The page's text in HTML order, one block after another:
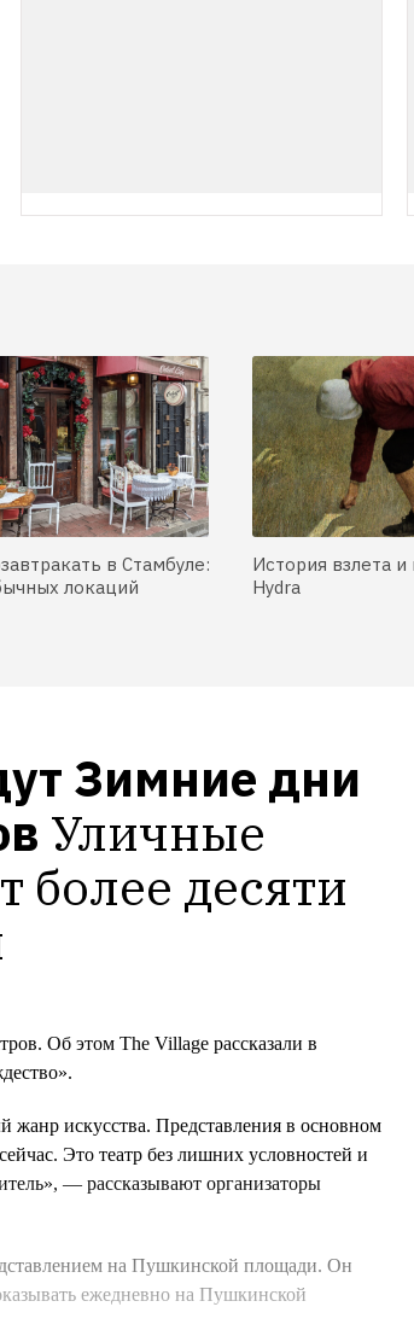
вопросы, которыми
задаются горожане
в Стамбуле:
локаций
История взлета и
Hydra
Зимние дни
Уличные
более десяти
Об этом The Village рассказали в
искусства. Представления в основном
Это театр без лишних условностей и
— рассказывают организаторы
на Пушкинской площади. Он
ежедневно на Пушкинской